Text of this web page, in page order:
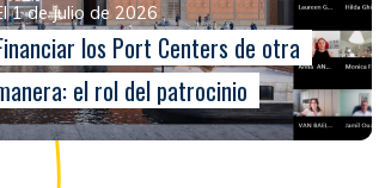
1 de julio de 2026
los Port Centers de otra
el rol del patrocinio